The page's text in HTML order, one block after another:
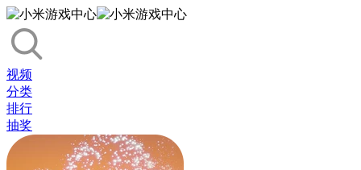
视频
分类
排行
抽奖